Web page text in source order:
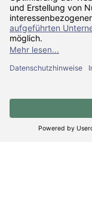
Zahlarten